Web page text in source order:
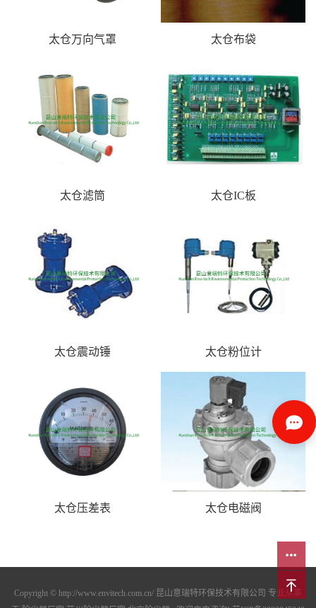
太仓万向气罩 太仓布袋
太仓滤筒 太仓IC板
太仓震动锤 太仓粉位计
太仓压差表 太仓电磁阀
Copyright © http://www.envitech.com.cn/ 昆山意瑞特环保技术有限公司 专业从事